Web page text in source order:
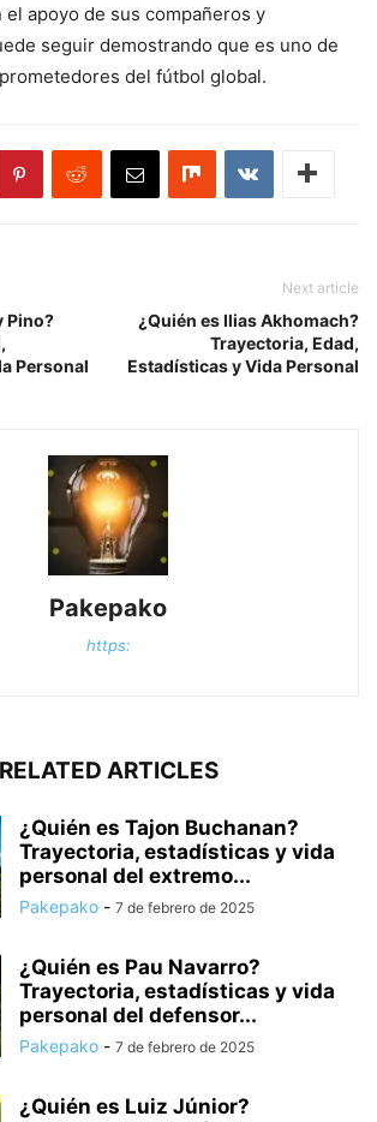
el apoyo de sus compañeros y
seguir demostrando que es uno de
del fútbol global.
Pino?
Personal
Next article
¿Quién es Ilias Akhomach?
Trayectoria, Edad,
Estadísticas y Vida Personal
Pakepako
https:
RELATED ARTICLES
¿Quién es Tajon Buchanan?
Trayectoria, estadísticas y vida
personal del extremo...
Pakepako - 7 de febrero de 2025
¿Quién es Pau Navarro?
Trayectoria, estadísticas y vida
personal del defensor...
Pakepako - 7 de febrero de 2025
¿Quién es Luiz Júnior?